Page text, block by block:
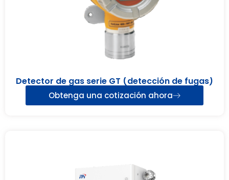
Detector de gas serie GT (detección de fugas)
Obtenga una cotización ahora